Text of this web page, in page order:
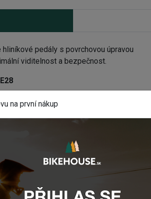
hliníkové pedály s povrchovou úpravou
viditelnost a bezpečnost.
s výběrem vhodné komponenty?
náš chat (modré tlačítko vpravo dole).
na první nákup